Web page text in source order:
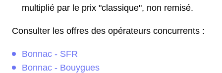
multiplié par le prix "classique", non remisé.
Consulter les offres des opérateurs concurrents :
Bonnac - SFR
Bonnac - Bouygues